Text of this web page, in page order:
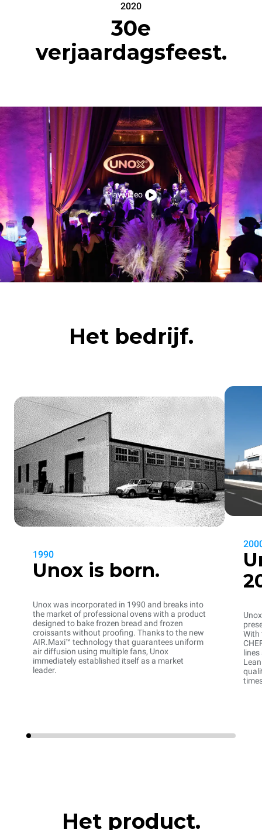
2020
30e
verjaardagsfeest.
Play video
Het bedrijf.
1990
Unox is born.
Unox was incorporated in 1990 and breaks into
the market of professional ovens with a product
designed to bake frozen bread and frozen
croissants without proofing. Thanks to the new
AIR.Maxi™ technology that guarantees uniform
air diffusion using multiple fans, Unox
immediately established itself as a market
leader.
With
lines
Het product.